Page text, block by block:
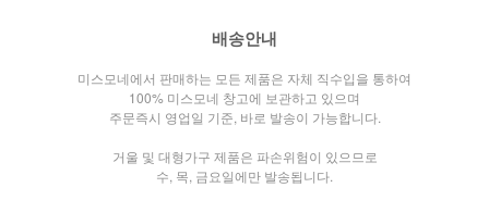
배송안내
미스모네에서 판매하는 모든 제품은 자체 직수입을 통하여
100% 미스모네 창고에 보관하고 있으며
주문즉시 영업일 기준, 바로 발송이 가능합니다.
거울 및 대형가구 제품은 파손위험이 있으므로
수, 목, 금요일에만 발송됩니다.